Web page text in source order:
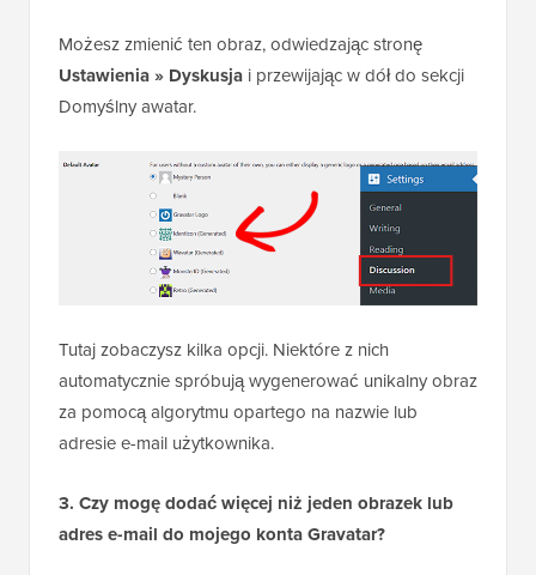
Możesz zmienić ten obraz, odwiedzając stronę
Ustawienia » Dyskusja i przewijając w dół do sekcji
Domyślny awatar.
Tutaj zobaczysz kilka opcji. Niektóre z nich
automatycznie spróbują wygenerować unikalny obraz
za pomocą algorytmu opartego na nazwie lub
adresie e-mail użytkownika.
3. Czy mogę dodać więcej niż jeden obrazek lub
adres e-mail do mojego konta Gravatar?